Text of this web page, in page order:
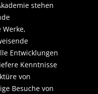
stehen
Entwicklungen
Kenntnisse
von
Besuche von